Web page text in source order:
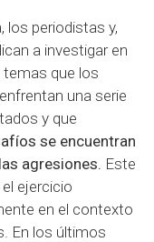
los periodistas y,
a investigar en
que los
una serie
y que
se encuentran
agresiones. Este
ejercicio
en el contexto
En los últimos